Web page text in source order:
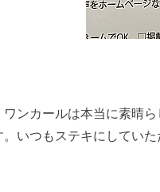
ンカールは本当に素晴
。いつもステキにしてい